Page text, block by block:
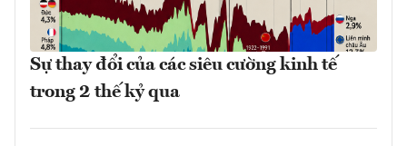
Sự thay đổi của các siêu cường kinh tế
trong 2 thế kỷ qua